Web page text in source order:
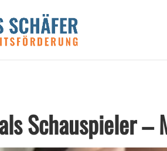
Friday Sale! 20% auf
Schauspieler